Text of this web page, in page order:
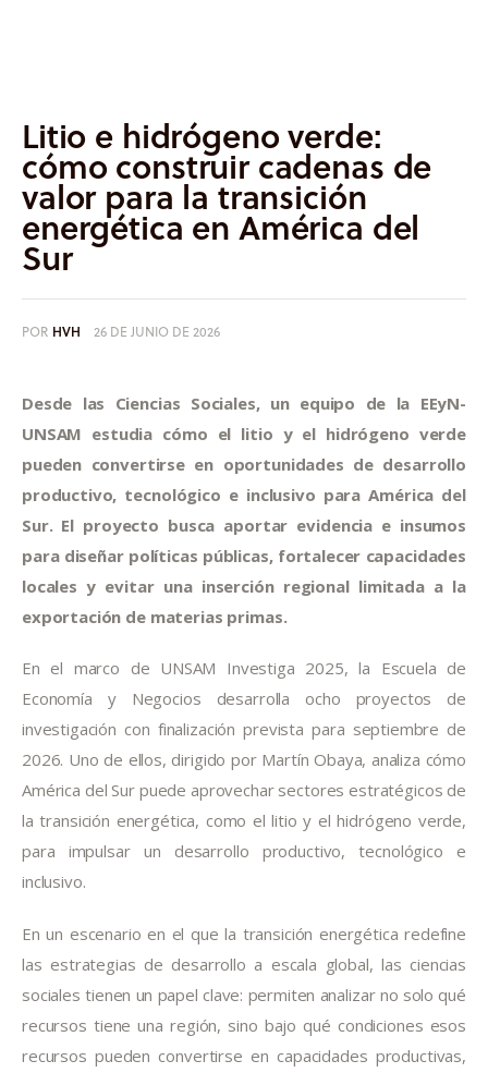
Litio e hidrógeno verde:
cómo construir cadenas de
valor para la transición
energética en América del
Sur
POR HVH 26 DE JUNIO DE 2026
Desde las Ciencias Sociales, un equipo de la EEyN-
UNSAM estudia cómo el litio y el hidrógeno verde
pueden convertirse en oportunidades de desarrollo
productivo, tecnológico e inclusivo para América del
Sur. El proyecto busca aportar evidencia e insumos
para diseñar políticas públicas, fortalecer capacidades
locales y evitar una inserción regional limitada a la
exportación de materias primas.
En el marco de UNSAM Investiga 2025, la Escuela de
Economía y Negocios desarrolla ocho proyectos de
investigación con finalización prevista para septiembre de
2026. Uno de ellos, dirigido por Martín Obaya, analiza cómo
América del Sur puede aprovechar sectores estratégicos de
la transición energética, como el litio y el hidrógeno verde,
para impulsar un desarrollo productivo, tecnológico e
inclusivo.
En un escenario en el que la transición energética redefine
las estrategias de desarrollo a escala global, las ciencias
sociales tienen un papel clave: permiten analizar no solo qué
recursos tiene una región, sino bajo qué condiciones esos
recursos pueden convertirse en capacidades productivas,